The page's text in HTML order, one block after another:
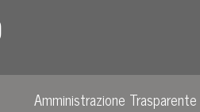
Amministrazione Trasparente